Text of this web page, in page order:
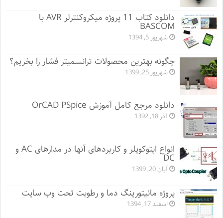
دانلود کتاب 11 پروژه میکروکنترلر AVR با
BASCOM
شهریور 5, 1394
چگونه بهترین محصولات ترانسمیتر فشار را بخریم؟
شهریور 25, 1399
دانلود مرجع کامل آموزش OrCAD PSpice
آذر 18, 1392
انواع اپتوکوپلر و کاربردهای آنها در مدارهای AC و
DC
آبان 20, 1399
پروژه مانيتورينگ دما و رطوبت تحت وب سایت
اسفند 17, 1394